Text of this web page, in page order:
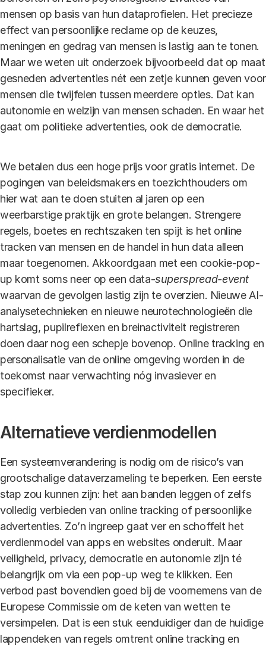
mensen op basis van hun dataprofielen. Het precieze
effect van persoonlijke reclame op de keuzes,
meningen en gedrag van mensen is lastig aan te tonen.
Maar we weten uit onderzoek bijvoorbeeld dat op maat
gesneden advertenties nét een zetje kunnen geven voor
mensen die twijfelen tussen meerdere opties. Dat kan
autonomie en welzijn van mensen schaden. En waar het
gaat om politieke advertenties, ook de democratie.
We betalen dus een hoge prijs voor gratis internet. De
pogingen van beleidsmakers en toezichthouders om
hier wat aan te doen stuiten al jaren op een
weerbarstige praktijk en grote belangen. Strengere
regels, boetes en rechtszaken ten spijt is het online
tracken van mensen en de handel in hun data alleen
maar toegenomen. Akkoordgaan met een cookie-pop-
up komt soms neer op een data-superspread-event
waarvan de gevolgen lastig zijn te overzien. Nieuwe AI-
analysetechnieken en nieuwe neurotechnologieën die
hartslag, pupilreflexen en breinactiviteit registreren
doen daar nog een schepje bovenop. Online tracking en
personalisatie van de online omgeving worden in de
toekomst naar verwachting nóg invasiever en
specifieker.
Alternatieve verdienmodellen
Een systeemverandering is nodig om de risico’s van
grootschalige dataverzameling te beperken. Een eerste
stap zou kunnen zijn: het aan banden leggen of zelfs
volledig verbieden van online tracking of persoonlijke
advertenties. Zo’n ingreep gaat ver en schoffelt het
verdienmodel van apps en websites onderuit. Maar
veiligheid, privacy, democratie en autonomie zijn té
belangrijk om via een pop-up weg te klikken. Een
verbod past bovendien goed bij de voornemens van de
Europese Commissie om de keten van wetten te
versimpelen. Dat is een stuk eenduidiger dan de huidige
lappendeken van regels omtrent online tracking en